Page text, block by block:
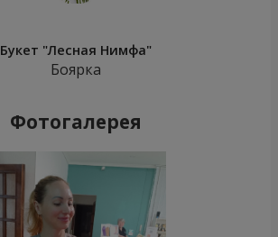
Букет "Лесная Нимфа"
Боярка
Фотогалерея